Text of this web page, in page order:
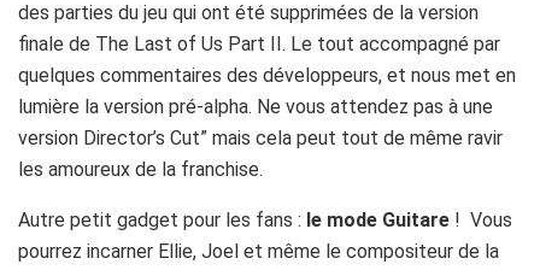
des parties du jeu qui ont été supprimées de la version
finale de The Last of Us Part II. Le tout accompagné par
quelques commentaires des développeurs, et nous met en
lumière la version pré-alpha. Ne vous attendez pas à une
version Director’s Cut” mais cela peut tout de même ravir
les amoureux de la franchise.
Autre petit gadget pour les fans : le mode Guitare ! Vous
pourrez incarner Ellie, Joel et même le compositeur de la